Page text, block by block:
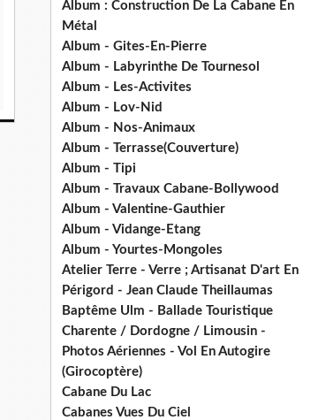
Album : Construction De La Cabane En
Métal
Album - Gites-En-Pierre
Album - Labyrinthe De Tournesol
Album - Les-Activites
Album - Lov-Nid
Album - Nos-Animaux
Album - Terrasse(Couverture)
Album - Tipi
Album - Travaux Cabane-Bollywood
Album - Valentine-Gauthier
Album - Vidange-Etang
Album - Yourtes-Mongoles
Atelier Terre - Verre ; Artisanat D'art En
Périgord - Jean Claude Theillaumas
Baptême Ulm - Ballade Touristique
Charente / Dordogne / Limousin -
Photos Aériennes - Vol En Autogire
(Girocoptère)
Cabane Du Lac
Cabanes Vues Du Ciel